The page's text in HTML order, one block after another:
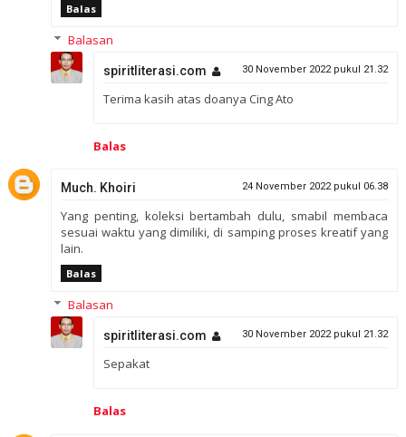
Balas
Balasan
spiritliterasi.com 30 November 2022 pukul 21.32
Terima kasih atas doanya Cing Ato
Balas
Much. Khoiri 24 November 2022 pukul 06.38
Yang penting, koleksi bertambah dulu, smabil membaca
sesuai waktu yang dimiliki, di samping proses kreatif yang
lain.
Balas
Balasan
spiritliterasi.com 30 November 2022 pukul 21.32
Sepakat
Balas